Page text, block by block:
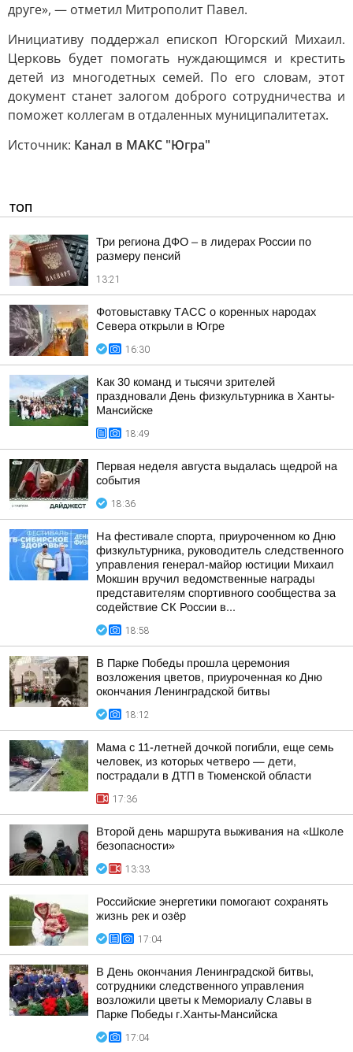
друге», — отметил Митрополит Павел.
Инициативу поддержал епископ Югорский Михаил.
Церковь будет помогать нуждающимся и крестить
детей из многодетных семей. По его словам, этот
документ станет залогом доброго сотрудничества и
поможет коллегам в отдаленных муниципалитетах.
Источник: Канал в МАКС "Югра"
ТОП
Три региона ДФО – в лидерах России по
размеру пенсий
13:21
Фотовыставку ТАСС о коренных народах
Севера открыли в Югре
16:30
Как 30 команд и тысячи зрителей
праздновали День физкультурника в Ханты-
Мансийске
18:49
Первая неделя августа выдалась щедрой на
события
18:36
На фестивале спорта, приуроченном ко Дню
физкультурника, руководитель следственного
управления генерал-майор юстиции Михаил
Мокшин вручил ведомственные награды
представителям спортивного сообщества за
содействие СК России в...
18:58
В Парке Победы прошла церемония
возложения цветов, приуроченная ко Дню
окончания Ленинградской битвы
18:12
Мама с 11-летней дочкой погибли, еще семь
человек, из которых четверо — дети,
пострадали в ДТП в Тюменской области
17:36
Второй день маршрута выживания на «Школе
безопасности»
13:33
Российские энергетики помогают сохранять
жизнь рек и озёр
17:04
В День окончания Ленинградской битвы,
сотрудники следственного управления
возложили цветы к Мемориалу Славы в
Парке Победы г.Ханты-Мансийска
17:04